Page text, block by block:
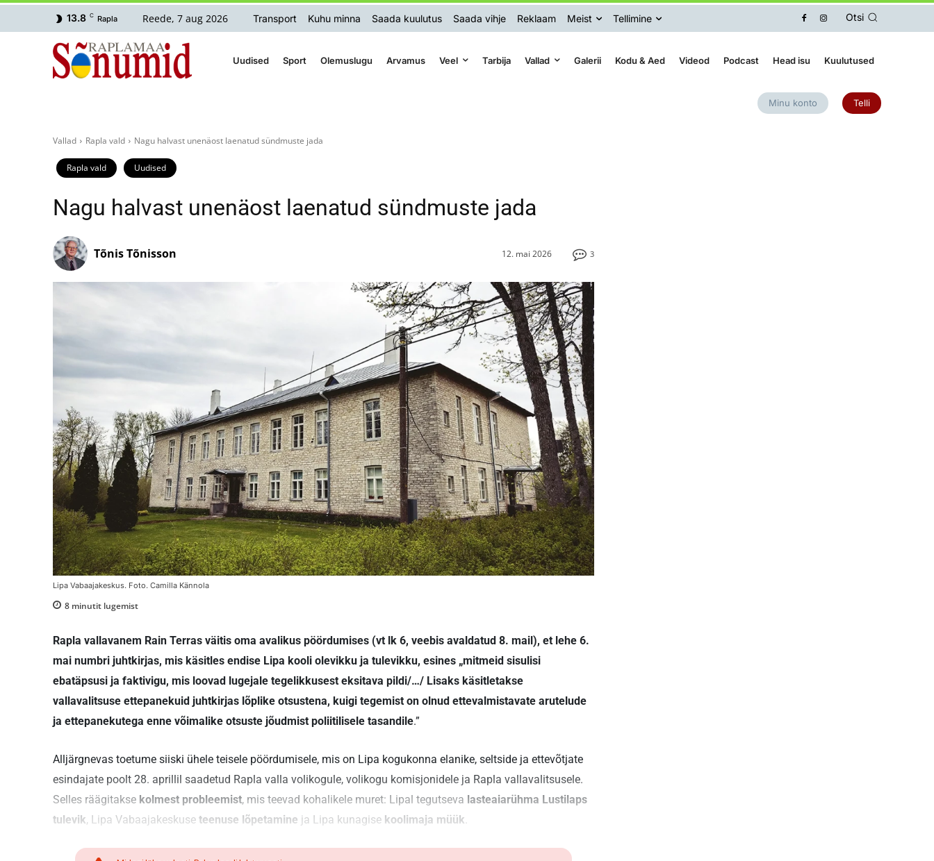
13.8 C Rapla Reede, 7 aug 2026 Transport Kuhu minna Saada kuulutus Saada vihje Reklaam Meist Tellimine Otsi
Uudised Sport Olemuslugu Arvamus Veel Tarbija Vallad Galerii Kodu & Aed Videod Podcast Head isu Kuulutused
Minu konto Telli
Vallad Rapla vald Nagu halvast unenäost laenatud sündmuste jada
Rapla vald Uudised
Nagu halvast unenäost laenatud sündmuste jada
3
12. mai 2026
Tõnis Tõnisson
Lipa Vabaajakeskus. Foto. Camilla Kännola
8 minutit lugemist
Rapla vallavanem Rain Terras väitis oma avalikus pöördumises (vt lk 6, veebis avaldatud 8. mail), et lehe 6.
mai numbri juhtkirjas, mis käsitles endise Lipa kooli olevikku ja tulevikku, esines „mitmeid sisulisi
ebatäpsusi ja faktivigu, mis loovad lugejale tegelikkusest eksitava pildi/…/ Lisaks käsitletakse
vallavalitsuse ette­panekuid juhtkirjas lõplike otsustena, kuigi tegemist on olnud ettevalmistavate arutelude
ja ettepanekutega enne võimalike otsuste jõudmist poliitilisele tasandile.”
Alljärgnevas toetume siiski ühele teisele pöördumisele, mis on Lipa kogukonna elanike, seltside ja ettevõtjate
esindajate poolt 28. aprillil saadetud Rapla valla volikogule, volikogu komisjonidele ja Rapla vallavalitsusele.
Selles räägitakse kolmest probleemist, mis teevad kohalikele muret: Lipal tegutseva lasteaiarühma Lustilaps
tulevik, Lipa Vabaajakeskuse teenuse lõpetamine ja Lipa kunagise koolimaja müük.